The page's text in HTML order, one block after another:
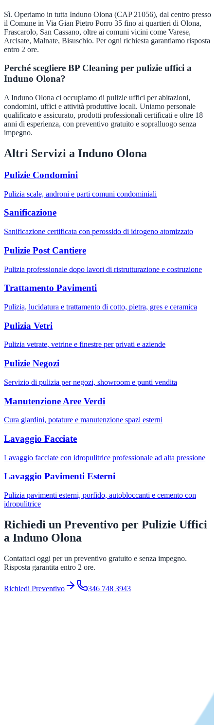
Sì. Operiamo in tutta Induno Olona (CAP 21056), dal centro presso
il Comune in Via Gian Pietro Porro 35 fino ai quartieri di Olona,
Frascarolo, San Cassano, oltre ai comuni vicini come Varese,
Arcisate, Malnate, Bisuschio. Per ogni richiesta garantiamo risposta
entro 2 ore.
Perché scegliere BP Cleaning per pulizie uffici a
Induno Olona?
A Induno Olona ci occupiamo di pulizie uffici per abitazioni,
condomini, uffici e attività produttive locali. Uniamo personale
qualificato e assicurato, prodotti professionali certificati e oltre 18
anni di esperienza, con preventivo gratuito e sopralluogo senza
impegno.
Altri Servizi a Induno Olona
Pulizie Condomini
Pulizia scale, androni e parti comuni condominiali
Sanificazione
Sanificazione certificata con perossido di idrogeno atomizzato
Pulizie Post Cantiere
Pulizia professionale dopo lavori di ristrutturazione e costruzione
Trattamento Pavimenti
Pulizia, lucidatura e trattamento di cotto, pietra, gres e ceramica
Pulizia Vetri
Pulizia vetrate, vetrine e finestre per privati e aziende
Pulizie Negozi
Servizio di pulizia per negozi, showroom e punti vendita
Manutenzione Aree Verdi
Cura giardini, potature e manutenzione spazi esterni
Lavaggio Facciate
Lavaggio facciate con idropulitrice professionale ad alta pressione
Lavaggio Pavimenti Esterni
Pulizia pavimenti esterni, porfido, autobloccanti e cemento con
idropulitrice
Richiedi un Preventivo per Pulizie Uffici
a Induno Olona
Contattaci oggi per un preventivo gratuito e senza impegno.
Risposta garantita entro 2 ore.
Richiedi Preventivo 346 748 3943